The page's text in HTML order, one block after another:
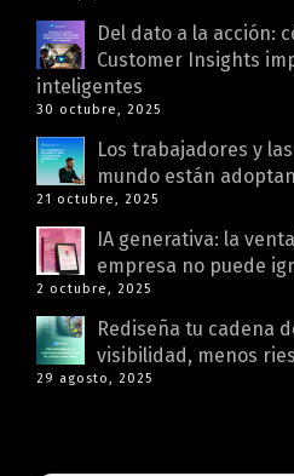
Del dato a la acción:
Customer Insights
inteligentes
30 octubre, 2025
Los trabajadores y
mundo están
21 octubre, 2025
IA generativa: la
empresa no puede
2 octubre, 2025
Rediseña tu cadena
visibilidad, menos
29 agosto, 2025